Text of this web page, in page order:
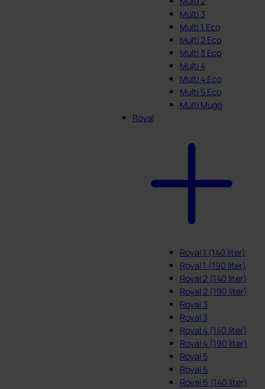
Multi 3
Multi 1 Eco
Multi 2 Eco
Multi 3 Eco
Multi 4
Multi 4 Eco
Multi 5 Eco
Multi Mugg
Royal
Royal 1 (140 liter)
Royal 1 (190 liter)
Royal 2 (140 liter)
Royal 2 (190 liter)
Royal 3
Royal 3
Royal 4 (140 liter)
Royal 4 (190 liter)
Royal 5
Royal 5
Royal 6 (140 liter)